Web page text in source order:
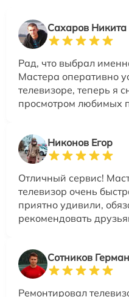
Сахаров Никита
Рад, что выбрал
Мастера оперативно
телевизоре, теперь я
просмотром любимых
Никонов Егор
Отличный сервис!
телевизор очень
приятно удивили,
рекомендовать
Сотников Герман
Ремонтировал